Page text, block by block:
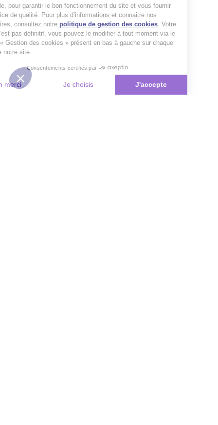
préalable, pour garantir le bon fonctionnement du site et vous fournir
un service de qualité. Pour plus d’informations et connaitre nos
partenaires, consultez notre politique de gestion des cookies
choix n’est pas définitif, vous pouvez le modifier à tout moment via le
bouton « Gestion des cookies » présent en bas à gauche sur chaque
page de notre site.
Consentements certifiés par
Non merci
J'accepte